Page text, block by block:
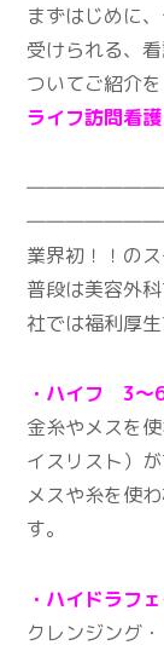
まずはじめに
受けられる、
ついてご紹介
ライフ訪問看
業界初！！の
普段は美容外
社では福利厚
・ハイフ 3～
金糸やメスを
イスリスト）
メスや糸を使
す。
・ハイドラフ
クレンジング